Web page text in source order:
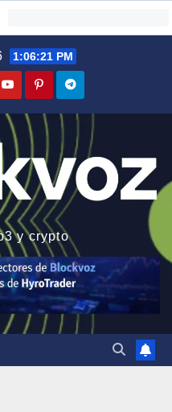
1:06:22 PM
y crypto